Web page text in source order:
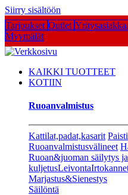
Siirry sisältöön
Tarjoukset Outlet
Myymälät
KAIKKI TUOTTEET
KOTIIN
Ruoanvalmistus
Kattilat,padat,kasarit
Ruoanvalmistusvälineet
Ruoan&juoman säilytys ja
kuljetusLeivonta
Marjastus&Sienestys
Säilöntä